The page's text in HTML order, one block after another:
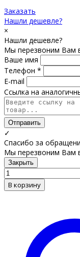
Заказать
Нашли дешевле?
×
Нашли дешевле?
Мы перезвоним Вам
Ваше имя
Телефон *
E-mail
Ссылка на
Отправить
✓
Спасибо за
Мы перезвоним Вам
Закрыть
В корзину